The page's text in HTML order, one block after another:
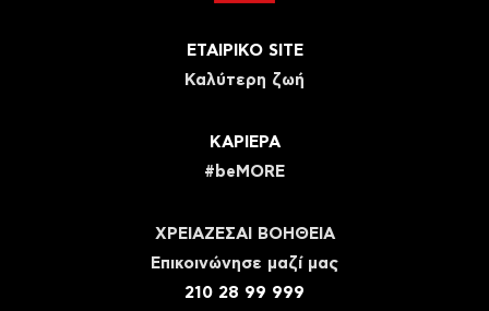
ΕΤΑΙΡΙΚΟ SITE
Καλύτερη ζωή
ΚΑΡΙΕΡΑ
#beMORE
ΧΡΕΙΑΖΕΣΑΙ ΒΟΗΘΕΙΑ
Eπικοινώνησε μαζί μας
210 28 99 999